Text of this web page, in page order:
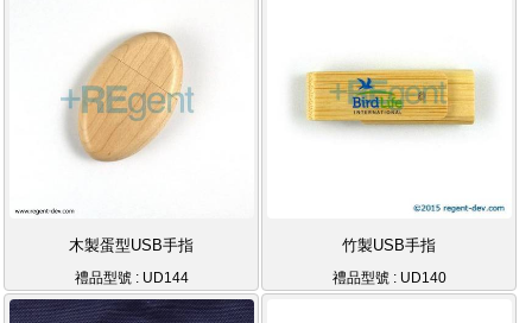
木製蛋型USB手指
禮品型號 : UD144
竹製USB手指
禮品型號 : UD140